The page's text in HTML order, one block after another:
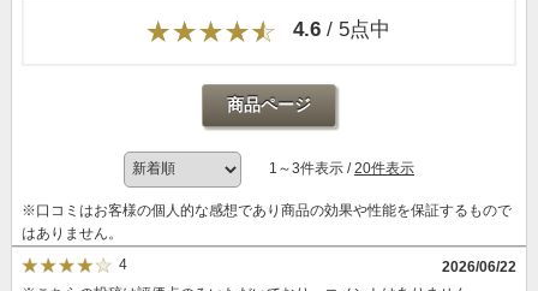
4.6 / 5点中
商品ページ
1～3件表示 /20件表示
※口コミはお客様の個人的な感想であり商品の効果や性能を保証するもので
はありません。
4
2026/06/22